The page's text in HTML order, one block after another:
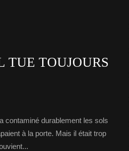
TUE TOUJOURS
contaminé durablement les sols
à la porte. Mais il était trop